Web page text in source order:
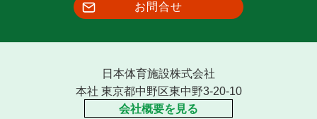
文字の見えづらさや操作にお困りの方へ
お問合せ
日本体育施設株式会社
本社 東京都中野区東中野3-20-10
会社概要を見る